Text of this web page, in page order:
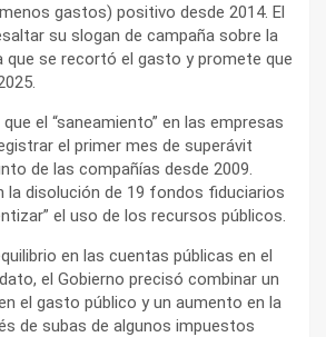
gastos) positivo desde 2014. El
su slogan de campaña sobre la
que se recortó el gasto y promete que
el “saneamiento” en las empresas
el primer mes de superávit
de las compañías desde 2009.
la disolución de 19 fondos fiduciarios
el uso de los recursos públicos.
en las cuentas públicas en el
el Gobierno precisó combinar un
el gasto público y un aumento en la
de subas de algunos impuestos